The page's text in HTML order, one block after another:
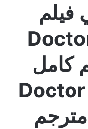
فيلم
كامل
الفيلم الاجنبي Doctor
Strange 1 مترجم